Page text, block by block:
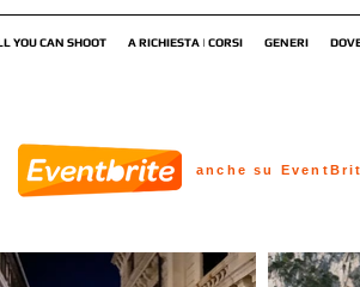
YOU CAN SHOOT A RICHIESTA | CORSI GENERI
anche su